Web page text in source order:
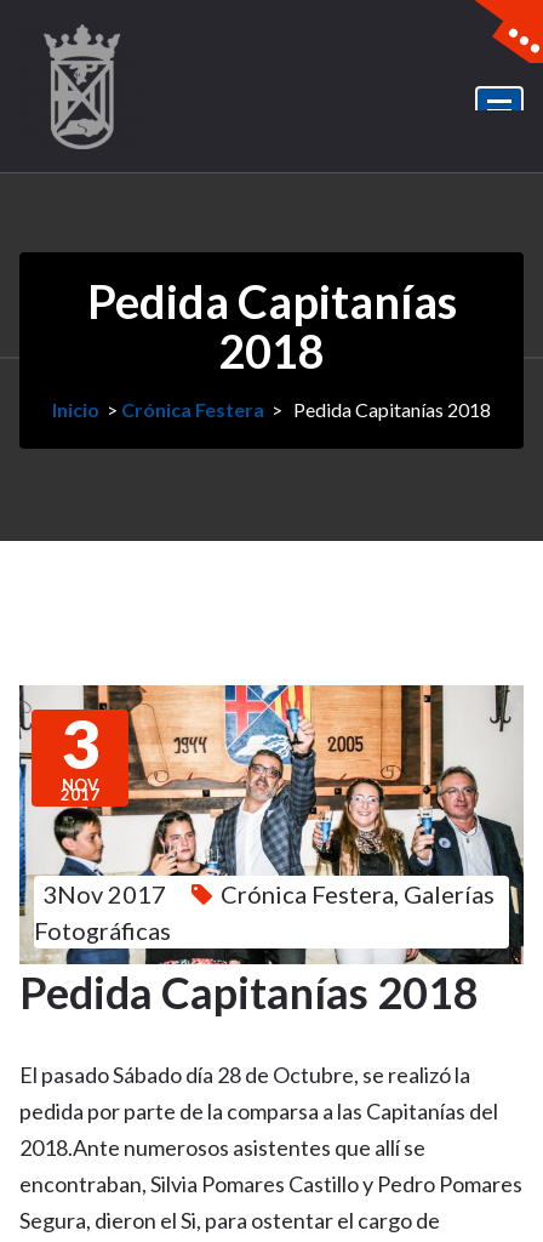
Pedida Capitanías
2018
Inicio > Crónica Festera > Pedida Capitanías 2018
3
NOV
2017
3Nov 2017 Crónica Festera, Galerías
Fotográficas
Pedida Capitanías 2018
El pasado Sábado día 28 de Octubre, se realizó la
pedida por parte de la comparsa a las Capitanías del
2018.Ante numerosos asistentes que allí se
encontraban, Silvia Pomares Castillo y Pedro Pomares
Segura, dieron el Si, para ostentar el cargo de